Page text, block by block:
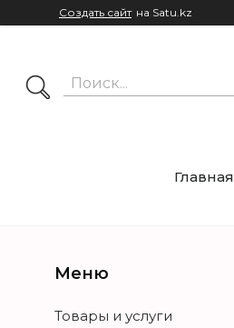
Создать сайт на Satu.kz
Главная
Товары и услуги